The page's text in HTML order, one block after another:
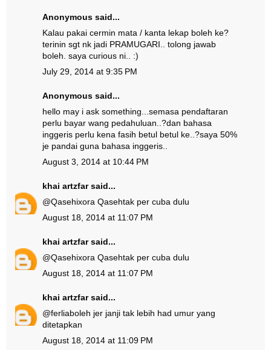
Anonymous said...
Kalau pakai cermin mata / kanta lekap boleh ke?
terinin sgt nk jadi PRAMUGARI.. tolong jawab
boleh. saya curious ni.. :)
July 29, 2014 at 9:35 PM
Anonymous said...
hello may i ask something...semasa pendaftaran
perlu bayar wang pedahuluan..?dan bahasa
inggeris perlu kena fasih betul betul ke..?saya 50%
je pandai guna bahasa inggeris..
August 3, 2014 at 10:44 PM
khai artzfarsaid...
@Qasehixora Qasehtak per cuba dulu
August 18, 2014 at 11:07 PM
khai artzfarsaid...
@Qasehixora Qasehtak per cuba dulu
August 18, 2014 at 11:07 PM
khai artzfarsaid...
@ferliaboleh jer janji tak lebih had umur yang
ditetapkan
August 18, 2014 at 11:09 PM